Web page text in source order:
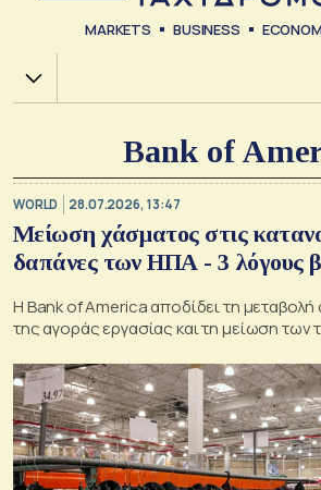
MARKETS BUSINESS
Χ.Α.
Bank of
WORLD 28.07.2026, 13:47
Μείωση χάσματος στις
δαπάνες των ΗΠΑ - 3 λόγους
Η Bank of America αποδίδει τη
της αγοράς εργασίας και τη μείωση των